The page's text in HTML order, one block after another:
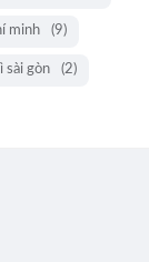
minh (9)
sài gòn (2)